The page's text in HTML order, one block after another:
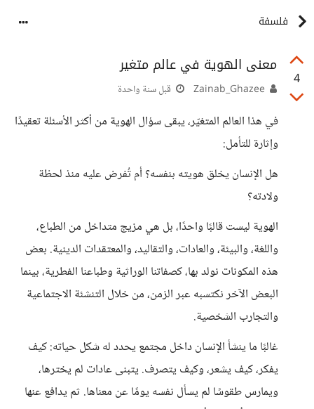
فلسفة
4
معنى الهوية في عالم متغير
قبل سنة واحدة
في هذا العالم المتغيّر، يبقى سؤال الهوية من أكثر الأسئلة تعقيدًا
وإثارة للتأمل:
هل الإنسان يخلق هويته بنفسه؟ أم تُفرض عليه منذ لحظة
ولادته؟
الهوية ليست قالبًا واحدًا، بل هي مزيج متداخل من الطباع،
واللغة، والبيئة، والعادات، والتقاليد، والمعتقدات الدينية. بعض
هذه المكونات نولد بها، كصفاتنا الوراثية وطباعنا الفطرية، بينما
البعض الآخر نكتسبه عبر الزمن، من خلال التنشئة الاجتماعية
والتجارب الشخصية.
غالبًا ما ينشأ الإنسان داخل مجتمع يحدد له شكل حياته: كيف
يفكر، كيف يشعر، وكيف يتصرف. يتبنى عادات لم يخترها،
ويمارس طقوسًا لم يسأل نفسه يومًا عن معناها. ثم يدافع عنها